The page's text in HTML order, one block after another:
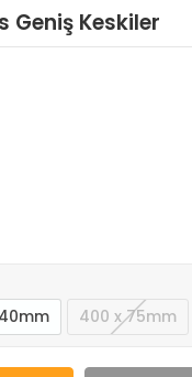
Geniş Keskiler
400 x 75mm